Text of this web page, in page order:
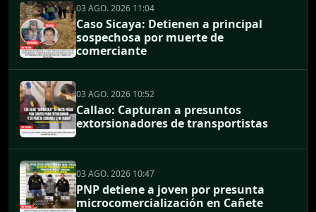
03 AGO. 2026 11:04
Caso Sicaya: Detienen a principal
sospechosa por muerte de
comerciante
03 AGO. 2026 10:52
Callao: Capturan a presuntos
extorsionadores de transportistas
03 AGO. 2026 10:47
PNP detiene a joven por presunta
microcomercialización en Cañete